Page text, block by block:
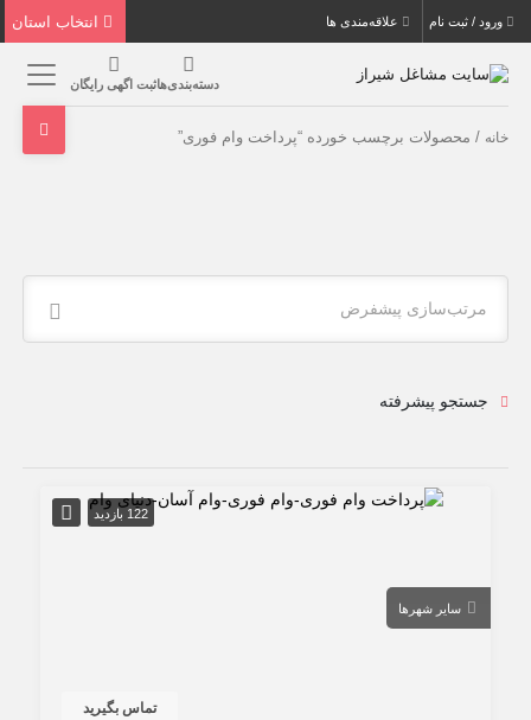
ورود / ثبت نام علاقه‌مندی ها
دسته‌بندی‌هاثبت اگهی رایگان
خانه / محصولات برچسب خورده “پرداخت وام فوری”
مرتب‌سازی پیشفرض
جستجو پیشرفته
122 بازدید
سایر شهرها
تماس بگیرید